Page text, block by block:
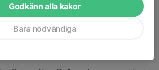
kommentarer
Godkänn alla kakor
Bara nödvändiga